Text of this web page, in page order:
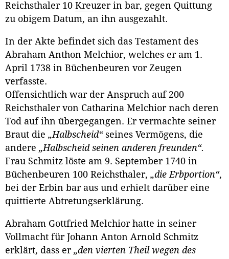
Reichsthaler 10 Kreuzerin bar, gegen Quittung
zu obigem Datum, an ihn ausgezahlt.
In der Akte befindet sich das Testament des
Abraham Anthon Melchior, welches er am 1.
April 1738 in Büchenbeuren vor Zeugen
verfasste.
Offensichtlich war der Anspruch auf 200
Reichsthaler von Catharina Melchior nach deren
Tod auf ihn übergegangen. Er vermachte seiner
Braut die „Halbscheid“ seines Vermögens, die
andere „Halbscheid seinen anderen freunden“.
Frau Schmitz löste am 9. September 1740 in
Büchenbeuren 100 Reichsthaler, „die Erbportion“,
bei der Erbin bar aus und erhielt darüber eine
quittierte Abtretungserklärung.
Abraham Gottfried Melchior hatte in seiner
Vollmacht für Johann Anton Arnold Schmitz
erklärt, dass er „den vierten Theil wegen des